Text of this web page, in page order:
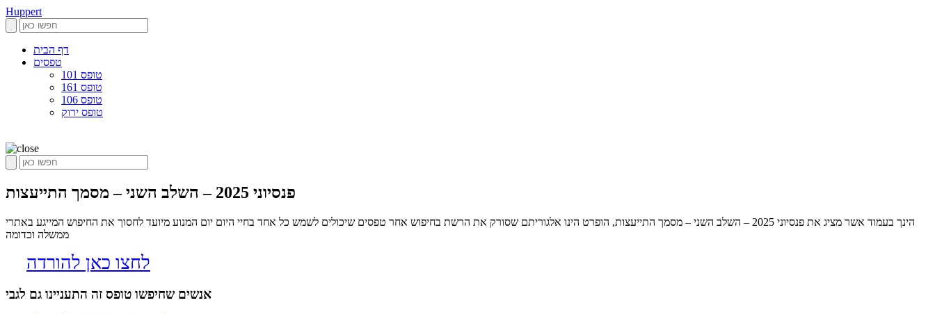
Huppert
דף הבית
טפסים
טופס 101
טופס 161
טופס 106
טופס ירוק
פנסיוני 2025 – השלב השני – מסמך התייעצות
הינך בעמוד אשר מציג את פנסיוני 2025 – השלב השני – מסמך התייעצות, הופרט הינו אלגוריתם שסורק את הרשת בחיפוש אחר טפסים שיכולים לשמש כל אחד בחיי היום יום המנוע מיועד לחסוך את החיפוש המייגע באתרי
ממשלה וכדומה
לחצו כאן להורדה
אנשים שחיפשו טופס זה התעניינו גם לגבי